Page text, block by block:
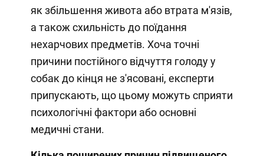
як збільшення живота або втрата м'язів,
а також схильність до поїдання
нехарчових предметів. Хоча точні
причини постійного відчуття голоду у
собак до кінця не з'ясовані, експерти
припускають, що цьому можуть сприяти
психологічні фактори або основні
медичні стани.